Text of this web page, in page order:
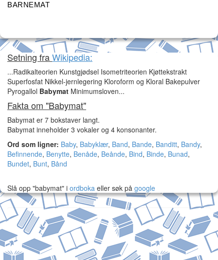
BARNEMAT
Setning fraWikipedia:
...Radikalteorien Kunstgjødsel Isometriteorien Kjøttekstrakt
Superfosfat Nikkel-jernlegering Kloroform og Kloral Bakepulver
Pyrogallol Babymat Minimumsloven...
Fakta om "Babymat"
Babymat er 7 bokstaver langt.
Babymat inneholder 3 vokaler og 4 konsonanter.
Ord som ligner: Baby, Babyklær, Band, Bande, Banditt, Bandy,
Befinnende, Benytte, Benåde, Beånde, Bind, Binde, Bunad,
Bundet, Bunt, Bånd
Slå opp "babymat" i ordboka eller søk på google